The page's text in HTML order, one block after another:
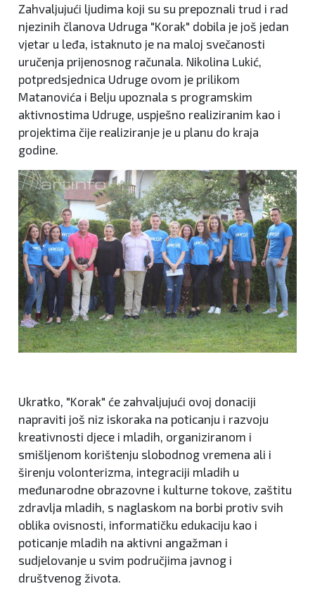
Zahvaljujući ljudima koji su su prepoznali trud i rad
njezinih članova Udruga "Korak" dobila je još jedan
vjetar u leđa, istaknuto je na maloj svečanosti
uručenja prijenosnog računala. Nikolina Lukić,
potpredsjednica Udruge ovom je prilikom
Matanovića i Belju upoznala s programskim
aktivnostima Udruge, uspješno realiziranim kao i
projektima čije realiziranje je u planu do kraja
godine.
Ukratko, "Korak" će zahvaljujući ovoj donaciji
napraviti još niz iskoraka na poticanju i razvoju
kreativnosti djece i mladih, organiziranom i
smišljenom korištenju slobodnog vremena ali i
širenju volonterizma, integraciji mladih u
međunarodne obrazovne i kulturne tokove, zaštitu
zdravlja mladih, s naglaskom na borbi protiv svih
oblika ovisnosti, informatičku edukaciju kao i
poticanje mladih na aktivni angažman i
sudjelovanje u svim područjima javnog i
društvenog života.